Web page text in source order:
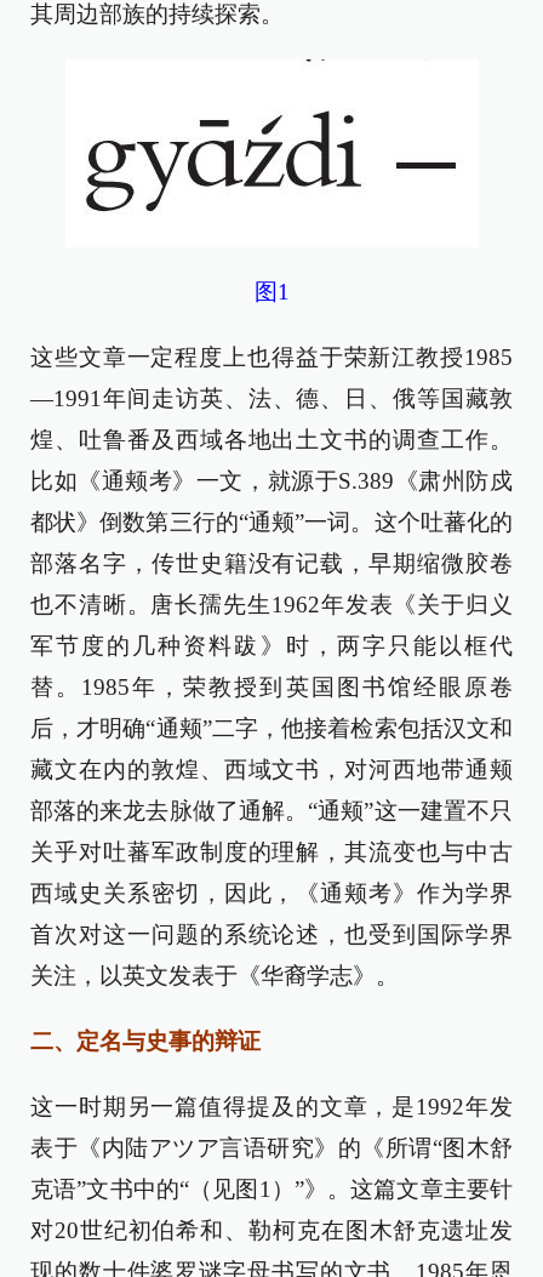
其周边部族的持续探索。
图1
这些文章一定程度上也得益于荣新江教授1985
—1991年间走访英、法、德、日、俄等国藏敦
煌、吐鲁番及西域各地出土文书的调查工作。
比如《通颊考》一文，就源于S.389《肃州防戍
都状》倒数第三行的“通颊”一词。这个吐蕃化的
部落名字，传世史籍没有记载，早期缩微胶卷
也不清晰。唐长孺先生1962年发表《关于归义
军节度的几种资料跋》时，两字只能以框代
替。1985年，荣教授到英国图书馆经眼原卷
后，才明确“通颊”二字，他接着检索包括汉文和
藏文在内的敦煌、西域文书，对河西地带通颊
部落的来龙去脉做了通解。“通颊”这一建置不只
关乎对吐蕃军政制度的理解，其流变也与中古
西域史关系密切，因此，《通颊考》作为学界
首次对这一问题的系统论述，也受到国际学界
关注，以英文发表于《华裔学志》。
二、定名与史事的辩证
这一时期另一篇值得提及的文章，是1992年发
表于《内陆アツア言语研究》的《所谓“图木舒
克语”文书中的“（见图1）”》。这篇文章主要针
对20世纪初伯希和、勒柯克在图木舒克遗址发